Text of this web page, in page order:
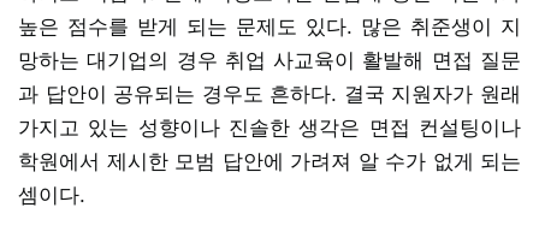
높은 점수를 받게 되는 문제도 있다. 많은 취준생이 지
망하는 대기업의 경우 취업 사교육이 활발해 면접 질문
과 답안이 공유되는 경우도 흔하다. 결국 지원자가 원래
가지고 있는 성향이나 진솔한 생각은 면접 컨설팅이나
학원에서 제시한 모범 답안에 가려져 알 수가 없게 되는
셈이다.